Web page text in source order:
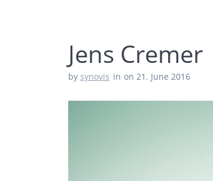
Jens Cremer
by synovis in on 21. June 2016